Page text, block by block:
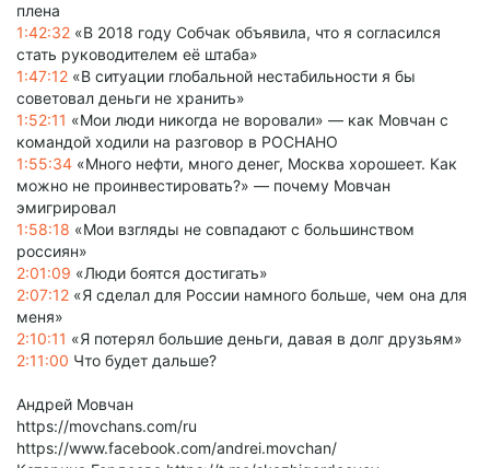
плена
1:42:32 «В 2018 году Собчак объявила, что я согласился
стать руководителем её штаба»
1:47:12 «В ситуации глобальной нестабильности я бы
советовал деньги не хранить»
1:52:11 «Мои люди никогда не воровали» — как Мовчан с
командой ходили на разговор в РОСНАНО
1:55:34 «Много нефти, много денег, Москва хорошеет. Как
можно не проинвестировать?» — почему Мовчан
эмигрировал
1:58:18 «Мои взгляды не совпадают с большинством
россиян»
2:01:09 «Люди боятся достигать»
2:07:12 «Я сделал для России намного больше, чем она для
меня»
2:10:11 «Я потерял большие деньги, давая в долг друзьям»
2:11:00 Что будет дальше?
Андрей Мовчан
https://movchans.com/ru
https://www.facebook.com/andrei.movchan/